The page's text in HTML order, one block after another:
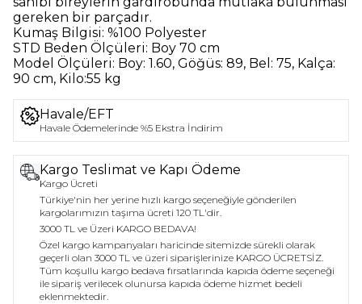
gereken bir parçadır.
Kumaş Bilgisi: %100 Polyester
STD Beden Ölçüleri: Boy 70 cm
Model Ölçüleri: Boy: 1.60, Göğüs: 89, Bel: 75, Kalça:
90 cm, Kilo:55 kg
Havale/EFT
Havale Ödemelerinde %5 Ekstra İndirim
Kargo Teslimat ve Kapı Ödeme
Kargo Ücreti
Türkiye'nin her yerine hızlı kargo seçeneğiyle gönderilen
kargolarımızın taşıma ücreti 120 TL'dir.
3000 TL ve Üzeri KARGO BEDAVA!
Özel kargo kampanyaları haricinde sitemizde sürekli olarak
geçerli olan 3000 TL ve üzeri siparişlerinize KARGO ÜCRETSİZ.
Tüm koşullu kargo bedava fırsatlarında kapıda ödeme seçeneği
ile sipariş verilecek olunursa kapıda ödeme hizmet bedeli
eklenmektedir.